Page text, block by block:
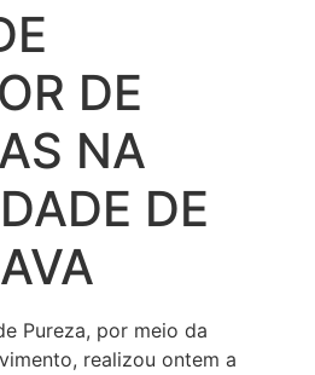
DE
NA
DE
Pureza, por meio da
realizou ontem a